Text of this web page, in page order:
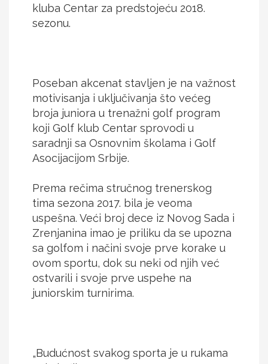
kluba Centar za predstojeću 2018.
sezonu.
Poseban akcenat stavljen je na važnost
motivisanja i uključivanja što većeg
broja juniora u trenažni golf program
koji Golf klub Centar sprovodi u
saradnji sa Osnovnim školama i Golf
Asocijacijom Srbije.
Prema rečima stručnog trenerskog
tima sezona 2017. bila je veoma
uspešna. Veći broj dece iz Novog Sada i
Zrenjanina imao je priliku da se upozna
sa golfom i načini svoje prve korake u
ovom sportu, dok su neki od njih već
ostvarili i svoje prve uspehe na
juniorskim turnirima.
„Budućnost svakog sporta je u rukama